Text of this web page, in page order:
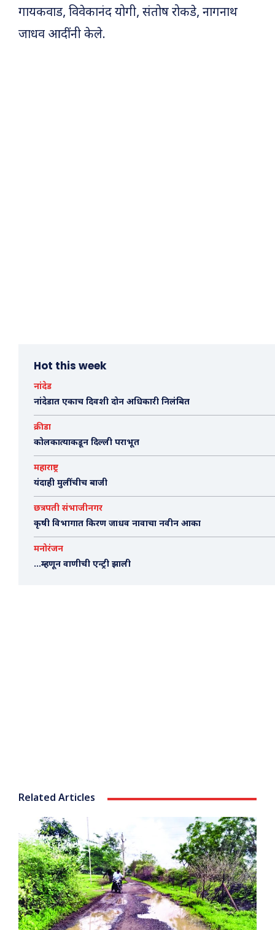
गायकवाड, विवेकानंद योगी, संतोष रोकडे, नागनाथ
जाधव आदींनी केले.
Hot this week
नांदेड
नांदेडात एकाच दिवशी दोन अधिकारी निलंबित
क्रीडा
कोलकात्याकडून दिल्ली पराभूत
महाराष्ट्र
यंदाही मुलींचीच बाजी
छत्रपती संभाजीनगर
कृषी विभागात किरण जाधव नावाचा नवीन आका
मनोरंजन
…म्हणून वाणीची एन्ट्री झाली
Related Articles